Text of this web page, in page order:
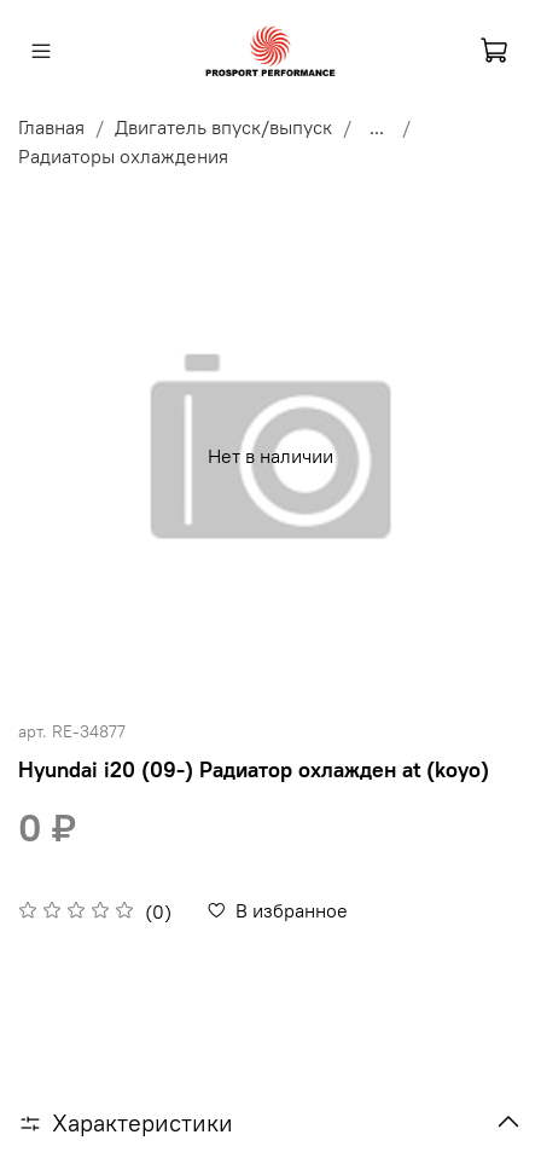
Главная Двигатель впуск/выпуск
...
Радиаторы охлаждения
Нет в наличии
арт. RE-34877
Hyundai i20 (09-) Радиатор охлажден at (koyo)
(0) В избранное
0 ₽
Характеристики